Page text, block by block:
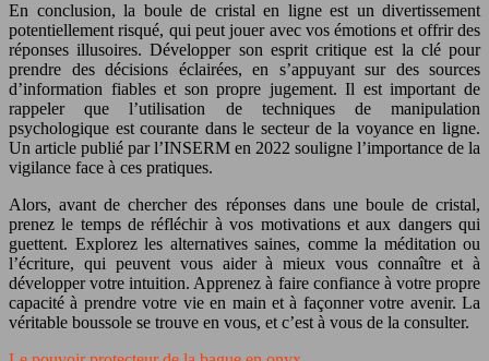
En conclusion, la boule de cristal en ligne est un divertissement
potentiellement risqué, qui peut jouer avec vos émotions et offrir des
réponses illusoires. Développer son esprit critique est la clé pour
prendre des décisions éclairées, en s’appuyant sur des sources
d’information fiables et son propre jugement. Il est important de
rappeler que l’utilisation de techniques de manipulation
psychologique est courante dans le secteur de la voyance en ligne.
Un article publié par l’INSERM en 2022 souligne l’importance de la
vigilance face à ces pratiques.
Alors, avant de chercher des réponses dans une boule de cristal,
prenez le temps de réfléchir à vos motivations et aux dangers qui
guettent. Explorez les alternatives saines, comme la méditation ou
l’écriture, qui peuvent vous aider à mieux vous connaître et à
développer votre intuition. Apprenez à faire confiance à votre propre
capacité à prendre votre vie en main et à façonner votre avenir. La
véritable boussole se trouve en vous, et c’est à vous de la consulter.